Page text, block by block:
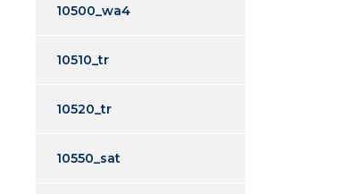
10500_wa4
10510_tr
10520_tr
10550_sat